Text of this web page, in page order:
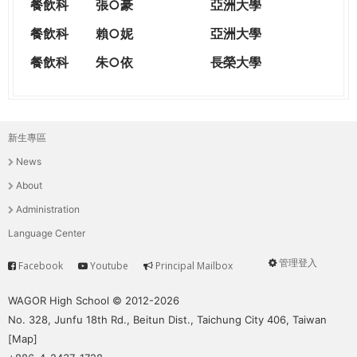
餐飲科 張○豪
亞洲大學
餐飲科
賴○妮
亞洲大學
餐飲科
朱○依 長榮大學
主
選
單
新生專區
News
About
Administration
Language Center
User
管理登入
Service
Facebook Youtube Principal Mailbox
WAGOR High School © 2012-2026
No. 328, Junfu 18th Rd., Beitun Dist., Taichung City 406, Taiwan
[Map]